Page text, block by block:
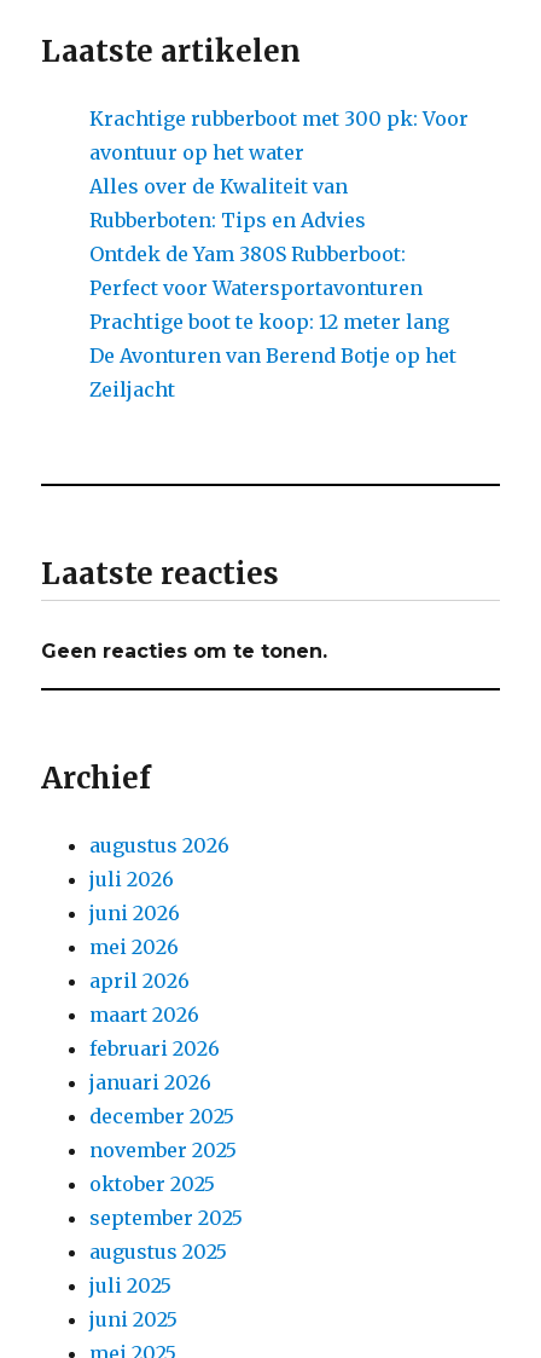
Laatste artikelen
Krachtige rubberboot met 300 pk: Voor
avontuur op het water
Alles over de Kwaliteit van
Rubberboten: Tips en Advies
Ontdek de Yam 380S Rubberboot:
Perfect voor Watersportavonturen
Prachtige boot te koop: 12 meter lang
De Avonturen van Berend Botje op het
Zeiljacht
Laatste reacties
Geen reacties om te tonen.
Archief
augustus 2026
juli 2026
juni 2026
mei 2026
april 2026
maart 2026
februari 2026
januari 2026
december 2025
november 2025
oktober 2025
september 2025
augustus 2025
juli 2025
juni 2025
mei 2025